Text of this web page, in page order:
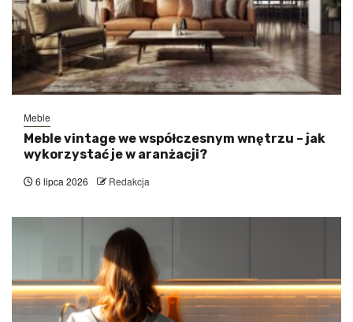
Meble
Meble vintage we współczesnym wnętrzu – jak
wykorzystać je w aranżacji?
6 lipca 2026 Redakcja